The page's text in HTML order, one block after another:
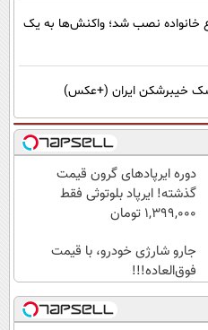
خانواده نصب شد؛ واکنش‌ها به یک
خیبرشکن ایران (+عکس)
دوره ایرپاد‌های گرون قیمت
گذشته! ایرپاد بلوتوثی فقط
1,399,000 تومان
جارو شارژی خودرو، با قیمت
فوق‌العاده!!!